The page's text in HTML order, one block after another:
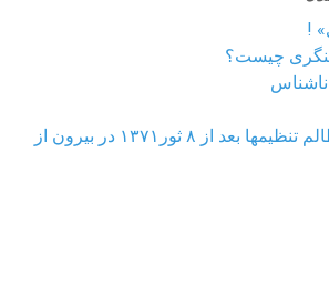
!
چیست؟
جنگهای داخلی ومظالم تنظیمها بعد از ۸ ثور۱۳۷۱ در بیرون از